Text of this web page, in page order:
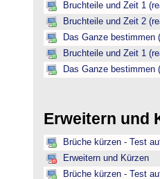
Bruchteile und Zeit 1
Bruchteile und Zeit 2
Das Ganze bestimmen
Bruchteile und Zeit 1
Das Ganze bestimmen
Erweitern und
Brüche kürzen - Test
Erweitern und Kürzen
Brüche kürzen - Test